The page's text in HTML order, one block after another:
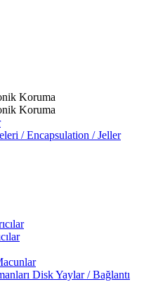
Koruma
Koruma
/ Encapsulation / Jeller
Disk Yaylar / Bağlantı